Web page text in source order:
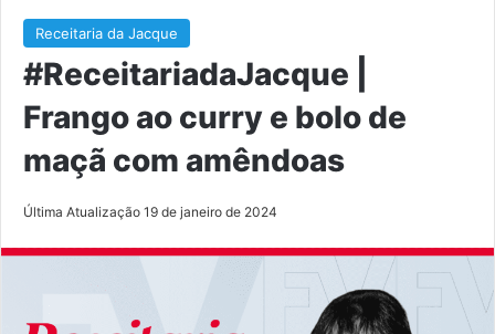
Receitaria da Jacque
#ReceitariadaJacque |
Frango ao curry e bolo de
maçã com amêndoas
Última Atualização 19 de janeiro de 2024